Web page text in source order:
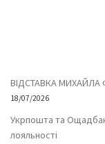
ВІДСТАВКА МИХАЙЛА
18/07/2026
Укрпошта та
лояльності